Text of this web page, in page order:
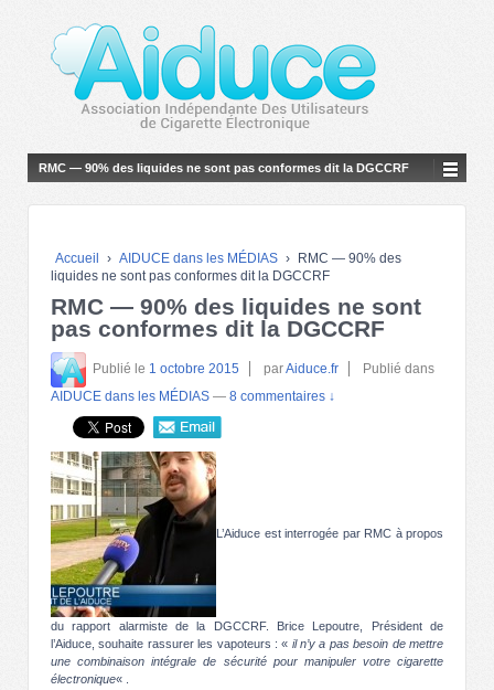
RMC — 90% des liquides ne sont pas conformes dit la DGCCRF
Accueil › AIDUCE dans les MÉDIAS ›
RMC — 90% des
liquides ne sont pas conformes dit la DGCCRF
RMC — 90% des liquides ne sont
pas conformes dit la DGCCRF
Publié le 1 octobre 2015 parAiduce.fr
Publié dans
AIDUCE dans les MÉDIAS — 8 commentaires ↓
L’Aiduce est interrogée par RMC à propos
du rapport alarmiste de la DGCCRF. Brice Lepoutre, Président de
l’Aiduce, souhaite rassurer les vapoteurs : « il n’y a pas besoin de mettre
une combinaison intégrale de sécurité pour manipuler votre cigarette
électronique« .